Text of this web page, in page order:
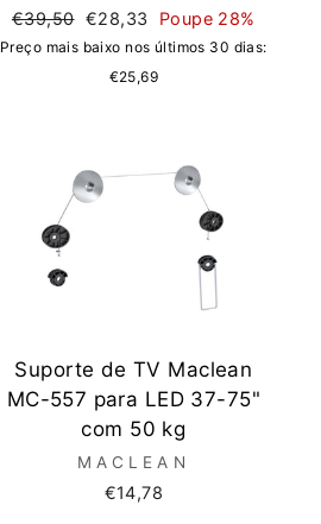
Preço
normal
€39,50 Preço
de
saldo
€28,33 Poupe 28%
Preço mais baixo nos últimos 30 dias:
€25,69
Suporte de TV Maclean
MC-557 para LED 37-75"
com 50 kg
MACLEAN
€14,78